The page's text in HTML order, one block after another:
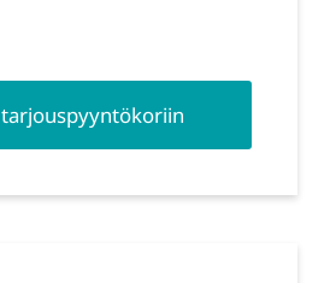
tarjouspyyntökoriin